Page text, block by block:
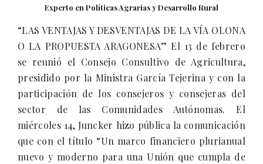
Experto en Políticas Agrarias y Desarrollo Rural
“LAS VENTAJAS Y DESVENTAJAS DE LA VÍA OLONA
O LA PROPUESTA ARAGONESA” El 13 de febrero
se reunió el Consejo Consultivo de Agricultura,
presidido por la Ministra García Tejerina y con la
participación de los consejeros y consejeras del
sector de las Comunidades Autónomas. El
miércoles 14, Juncker hizo pública la comunicación
que con el título “Un marco financiero plurianual
nuevo y moderno para una Unión que cumpla de